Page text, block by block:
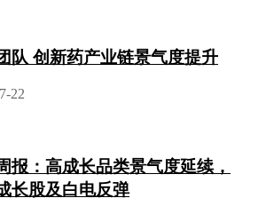
队 创新药产业链景气度提升
22
报：高成长品类景气度延续，
长股及白电反弹